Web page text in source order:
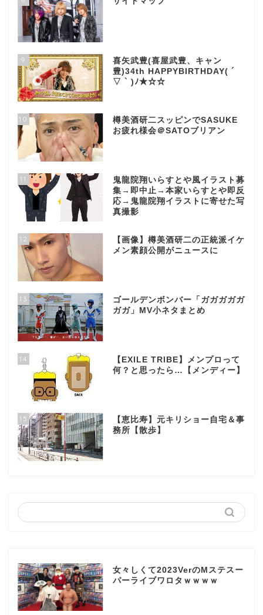
9
喜矢武豊(喜屋武豊、キャン
豊)34th HAPPYBIRTHDAY( ´
▽ ` )ﾉ★☆☆
10
樽美酒研二スッピンでSASUKE
お疲れ様会＠SATOブリアン
11
鬼龍院翔いらすとや風イラスト募
集→即中止→本家いらすとや即反
応→鬼龍院翔イラストに寄せた写
真撮影
12
【画像】樽美酒研二の正統派イケ
メン素顔公開がニュースに
13
ゴールデンボンバー「ガガガガガ
ガガ」MV小ネタまとめ
14
【EXILE TRIBE】メンプロって
何？と思ったら…【メンディー】
15
【恵比寿】元キリショー自宅＆事
務所【散歩】
女々しくて2023VerのMステスー
パーライブワロタｗｗｗｗ